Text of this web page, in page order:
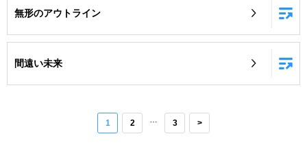
無形のアウトライン
間遠い未来
1 2 3 >